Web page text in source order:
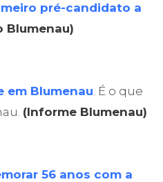
pré-candidato a
Blumenau)
em Blumenau. É o que
(Informe Blumenau)
56 anos com a